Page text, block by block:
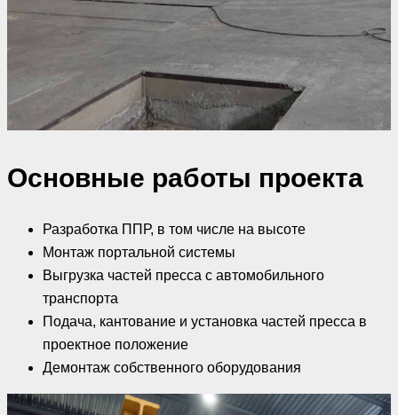
Основные работы проекта
Разработка ППР, в том числе на высоте
Монтаж портальной системы
Выгрузка частей пресса с автомобильного
транспорта
Подача, кантование и установка частей пресса в
проектное положение
Демонтаж собственного оборудования